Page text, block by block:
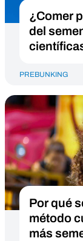
¿Comer
del
PREBUNKING
Por qué
método
más